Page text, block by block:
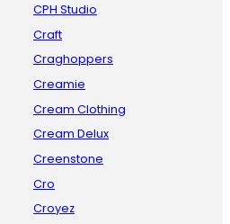
CPH Studio
Craft
Craghoppers
Creamie
Cream Clothing
Cream Delux
Creenstone
Cro
Croyez